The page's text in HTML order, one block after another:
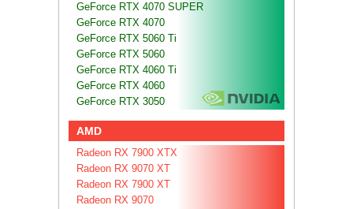
GeForce RTX 4070 SUPER
GeForce RTX 4070
GeForce RTX 5060 Ti
GeForce RTX 5060
GeForce RTX 4060 Ti
GeForce RTX 4060
GeForce RTX 3050
AMD
Radeon RX 7900 XTX
Radeon RX 9070 XT
Radeon RX 7900 XT
Radeon RX 9070